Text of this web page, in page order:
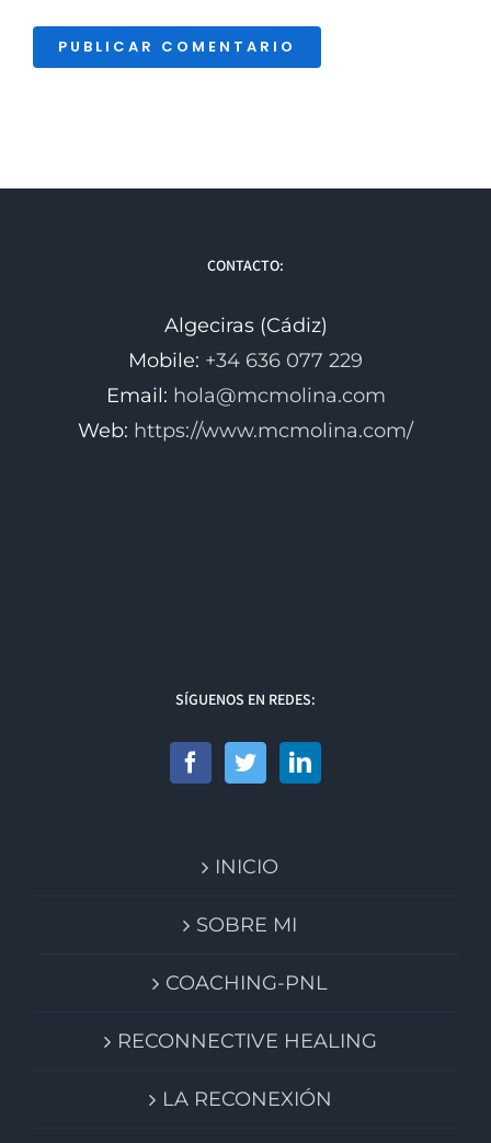
CONTACTO:
Algeciras (Cádiz)
Mobile: +34 636 077 229
Email: hola@mcmolina.com
Web: https://www.mcmolina.com/
SÍGUENOS EN REDES:
INICIO
SOBRE MI
COACHING-PNL
RECONNECTIVE HEALING
LA RECONEXIÓN